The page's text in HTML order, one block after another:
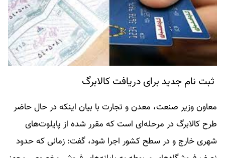
ثبت نام جدید برای دریافت کالابرگ
معاون وزیر صنعت، معدن و تجارت با بیان اینکه در حال حاضر
طرح کالابرگ در مرحله‌ای است که مقرر شده از پایلوت‌های
شهری خارج و در سطح کشور اجرا شود، گفت: زمانی که حدود